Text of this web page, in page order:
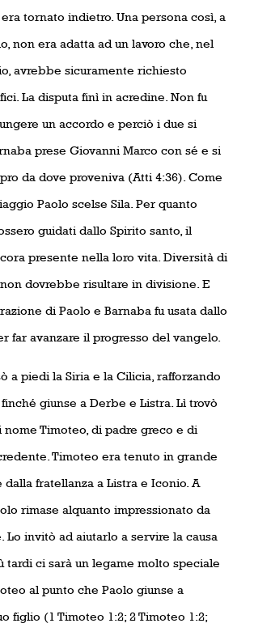
tornato indietro. Una persona così, a
non era adatta ad un lavoro che, nel
avrebbe sicuramente richiesto
La disputa finì in acredine. Non fu
un accordo e perciò i due si
prese Giovanni Marco con sé e si
da dove proveniva (Atti 4:36). Come
Paolo scelse Sila. Per quanto
guidati dallo Spirito santo, il
presente nella loro vita. Diversità di
dovrebbe risultare in divisione. E
di Paolo e Barnaba fu usata dallo
far avanzare il progresso del vangelo.
a piedi la Siria e la Cilicia, rafforzando
giunse a Derbe e Listra. Lì trovò
Timoteo, di padre greco e di
Timoteo era tenuto in grande
fratellanza a Listra e Iconio. A
rimase alquanto impressionato da
Lo invitò ad aiutarlo a servire la causa
tardi ci sarà un legame molto speciale
al punto che Paolo giunse a
figlio (1 Timoteo 1:2; 2 Timoteo 1:2;